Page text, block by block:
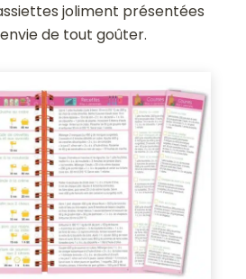
joliment présentées
de tout goûter.